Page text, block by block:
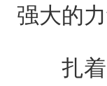
强大的力
扎着凌